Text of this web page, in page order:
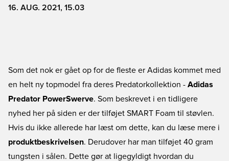
16. AUG. 2021, 15.03
Som det nok er gået op for de fleste er Adidas kommet med
en helt ny topmodel fra deres Predatorkollektion - Adidas
Predator PowerSwerve. Som beskrevet i en tidligere
nyhed her på siden er der tilføjet SMART Foam til støvlen.
Hvis du ikke allerede har læst om dette, kan du læse mere i
produktbeskrivelsen. Derudover har man tilføjet 40 gram
tungsten i sålen. Dette gør at ligegyldigt hvordan du